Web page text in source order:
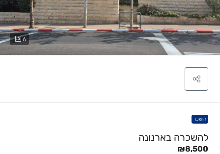
6
הושכר
להשכרה בארנונה
₪8,500